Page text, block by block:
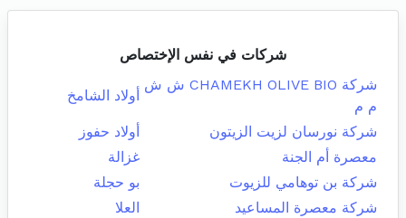
شركات في نفس الإختصاص
شركة CHAMEKH OLIVE BIO ش ش
م م
أولاد الشامخ
شركة نورسان لزيت الزيتون
أولاد حفوز
معصرة أم الجنة
غزالة
شركة بن توهامي للزيوت
بو حجلة
شركة معصرة المساعيد
العلا